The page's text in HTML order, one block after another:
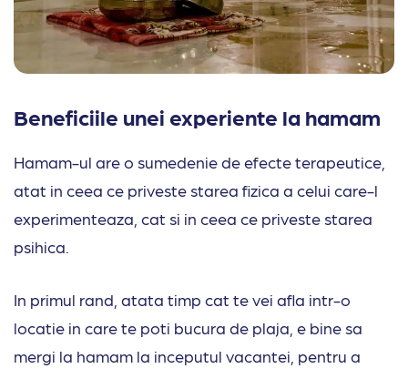
Beneficiile unei experiente la hamam
Hamam-ul are o sumedenie de efecte terapeutice,
atat in ceea ce priveste starea fizica a celui care-l
experimenteaza, cat si in ceea ce priveste starea
psihica.
In primul rand, atata timp cat te vei afla intr-o
locatie in care te poti bucura de plaja, e bine sa
mergi la hamam la inceputul vacantei, pentru a